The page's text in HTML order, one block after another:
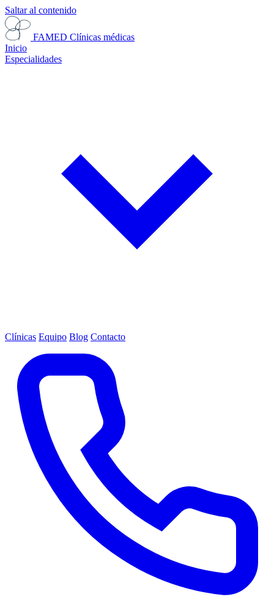
Saltar al contenido
FAMED Clínicas médicas
Inicio
Especialidades
Clínicas Equipo Blog Contacto